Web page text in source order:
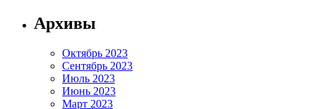
Архивы
Октябрь 2023
Сентябрь 2023
Июль 2023
Июнь 2023
Март 2023